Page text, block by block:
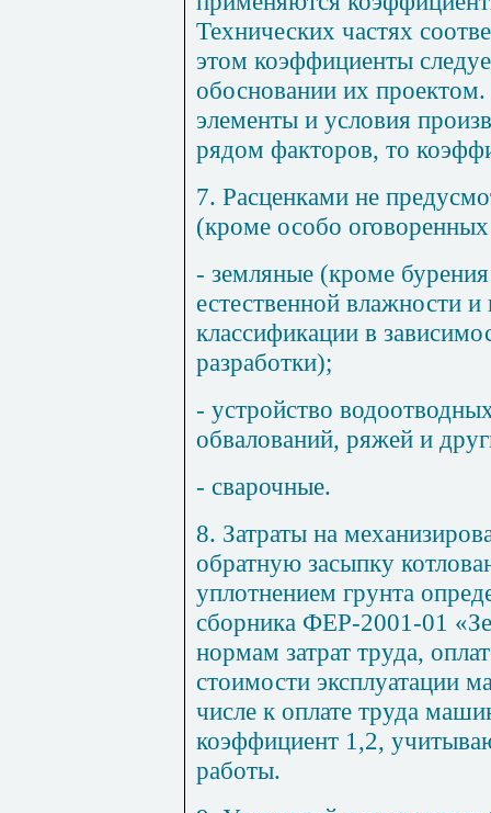
Технических частях
этом коэффициенты
обосновании их
элементы и условия
рядом факторов, то
7. Расценками не
(кроме особо
- земляные (кроме
естественной влажности
классификации в
разработки);
- устройство
обвалований, ряжей и
- сварочные.
8. Затраты на
обратную засыпку
уплотнением грунта
сборника ФЕР-2001-01
нормам затрат труда,
стоимости эксплуатации
числе к оплате труда
коэффициент 1,2,
работы.